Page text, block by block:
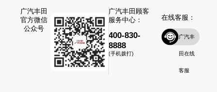
广汽丰田
官方微信
公众号
广汽丰田顾客
服务中心：
400-830-
8888
(手机拨打)
在线客服：
广汽丰
田在线
客服